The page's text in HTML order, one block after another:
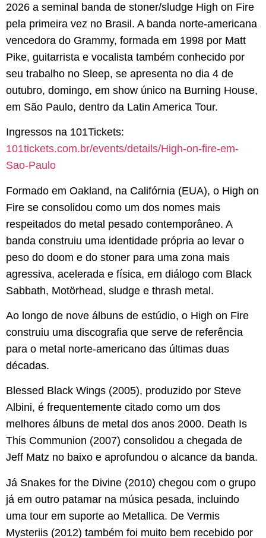
2026 a seminal banda de stoner/sludge High on Fire
pela primeira vez no Brasil. A banda norte-americana
vencedora do Grammy, formada em 1998 por Matt
Pike, guitarrista e vocalista também conhecido por
seu trabalho no Sleep, se apresenta no dia 4 de
outubro, domingo, em show único na Burning House,
em São Paulo, dentro da Latin America Tour.
Ingressos na 101Tickets:
101tickets.com.br/events/details/High-on-fire-em-
Sao-Paulo
Formado em Oakland, na Califórnia (EUA), o High on
Fire se consolidou como um dos nomes mais
respeitados do metal pesado contemporâneo. A
banda construiu uma identidade própria ao levar o
peso do doom e do stoner para uma zona mais
agressiva, acelerada e física, em diálogo com Black
Sabbath, Motörhead, sludge e thrash metal.
Ao longo de nove álbuns de estúdio, o High on Fire
construiu uma discografia que serve de referência
para o metal norte-americano das últimas duas
décadas.
Blessed Black Wings (2005), produzido por Steve
Albini, é frequentemente citado como um dos
melhores álbuns de metal dos anos 2000. Death Is
This Communion (2007) consolidou a chegada de
Jeff Matz no baixo e aprofundou o alcance da banda.
Já Snakes for the Divine (2010) chegou com o grupo
já em outro patamar na música pesada, incluindo
uma tour em suporte ao Metallica. De Vermis
Mysteriis (2012) também foi muito bem recebido por